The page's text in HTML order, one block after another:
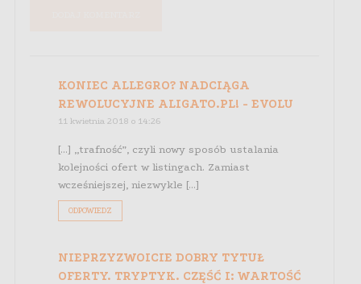
KONIEC ALLEGRO? NADCIĄGA
REWOLUCYJNE ALIGATO.PL! - EVOLU
11 kwietnia 2018 o 14:26
[…] „trafność”, czyli nowy sposób ustalania
kolejności ofert w listingach. Zamiast
wcześniejszej, niezwykle […]
ODPOWIEDZ
NIEPRZYZWOICIE DOBRY TYTUŁ
OFERTY. TRYPTYK. CZĘŚĆ I: WARTOŚĆ